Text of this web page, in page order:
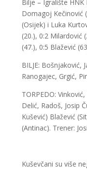
Bilje – Igralište HNK
Domagoj Kečinović
(Osijek) i Luka
(20.), 0:2 Milardović
(47.), 0:5 Blažević
BILJE: Bošnjaković,
Ranogajec, Grgić,
TORPEDO:
Delić, Radoš, Josip
Kušević) Blažević
(Antinac). Trener:
Kuševčani su više